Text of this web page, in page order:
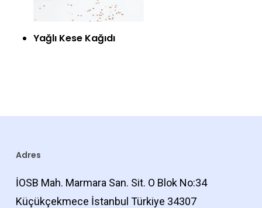
Ürünü İncele
Yağlı Kese Kağıdı
Adres
İOSB Mah. Marmara San. Sit. O Blok No:34
Küçükçekmece İstanbul Türkiye 34307